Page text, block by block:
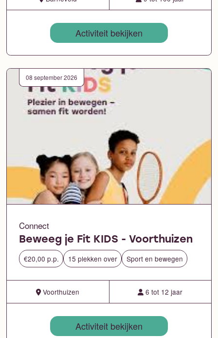
Activiteit bekijken
08 september 2026
Connect
Beweeg je Fit KIDS - Voorthuizen
€20,00 p.p. 15 plekken over Sport en bewegen
Voorthuizen 6 tot 12 jaar
Activiteit bekijken